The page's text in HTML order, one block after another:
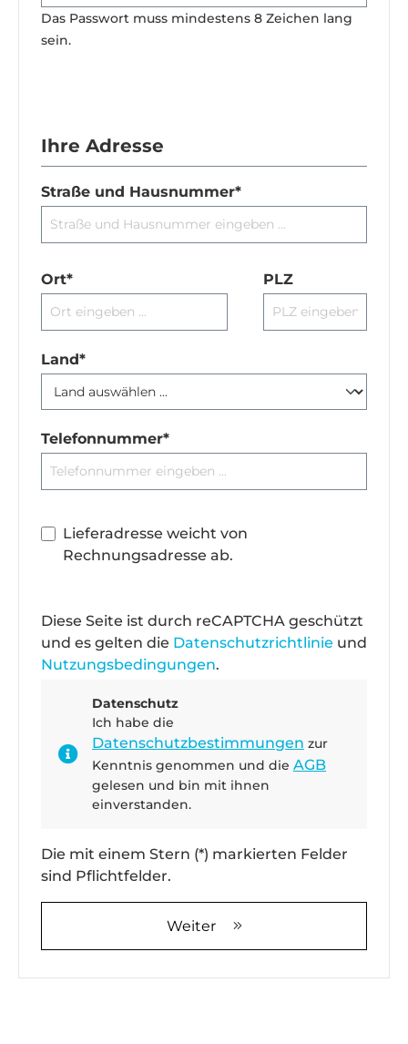
Das Passwort muss mindestens 8 Zeichen lang
sein.
Ihre Adresse
Straße und Hausnummer*
Ort* PLZ
Land*
Telefonnummer*
Lieferadresse weicht von
Rechnungsadresse ab.
Diese Seite ist durch reCAPTCHA geschützt
und es gelten die Datenschutzrichtlinie und
Nutzungsbedingungen.
Datenschutz
Ich habe die
Datenschutzbestimmungen zur
Kenntnis genommen und die AGB
gelesen und bin mit ihnen
einverstanden.
Die mit einem Stern (*) markierten Felder
sind Pflichtfelder.
Weiter